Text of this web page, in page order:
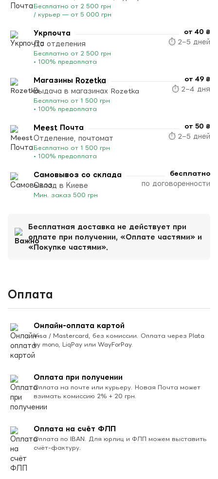
Бесплатно от 2 500 грн
/ курьер — от 5 000 грн
Укрпочта
До отделения
Бесплатно от 2 500 грн
• 100% предоплата
от 40 ₴
⏱ 2–5 дней
Магазины Rozetka
Выдача в магазинах Rozetka
Бесплатно от 1 500 грн
• 100% предоплата
от 49 ₴
⏱ 2–4 дня
Meest Почта
Отделение, почтомат
Бесплатно от 1 500 грн
• 100% предоплата
от 50 ₴
⏱ 2–5 дней
Самовывоз со склада
Склад в Киеве
Мин. заказ 500 грн
бесплатно
по договоренности
Бесплатная доставка не действует при
оплате при получении, «Оплате частями» и
«Покупке частями».
Оплата
Онлайн-оплата картой
Visa / Mastercard, без комиссии. Оплата через Plata
by mono, LiqPay или WayForPay.
Оплата при получении
Оплата на почте или курьеру. Новая Почта может
взимать комиссию 2% + 20 грн.
Оплата на счёт ФЛП
Оплата по IBAN. Для юрлиц и ФЛП можем выставить
счёт-фактуру.